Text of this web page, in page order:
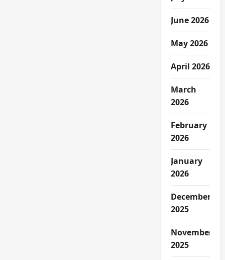
June 2026
May 2026
April 2026
March
2026
February
2026
January
2026
December
2025
November
2025